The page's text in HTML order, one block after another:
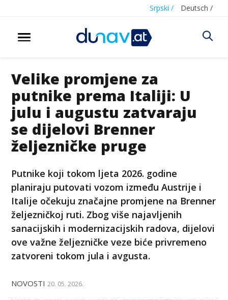
Srpski / Deutsch /
Velike promjene za
putnike prema Italiji: U
julu i augustu zatvaraju
se dijelovi Brenner
željezničke pruge
Putnike koji tokom ljeta 2026. godine
planiraju putovati vozom između Austrije i
Italije očekuju značajne promjene na Brenner
željezničkoj ruti. Zbog više najavljenih
sanacijskih i modernizacijskih radova, dijelovi
ove važne željezničke veze biće privremeno
zatvoreni tokom jula i avgusta.
NOVOSTI 20. 05. 2026.